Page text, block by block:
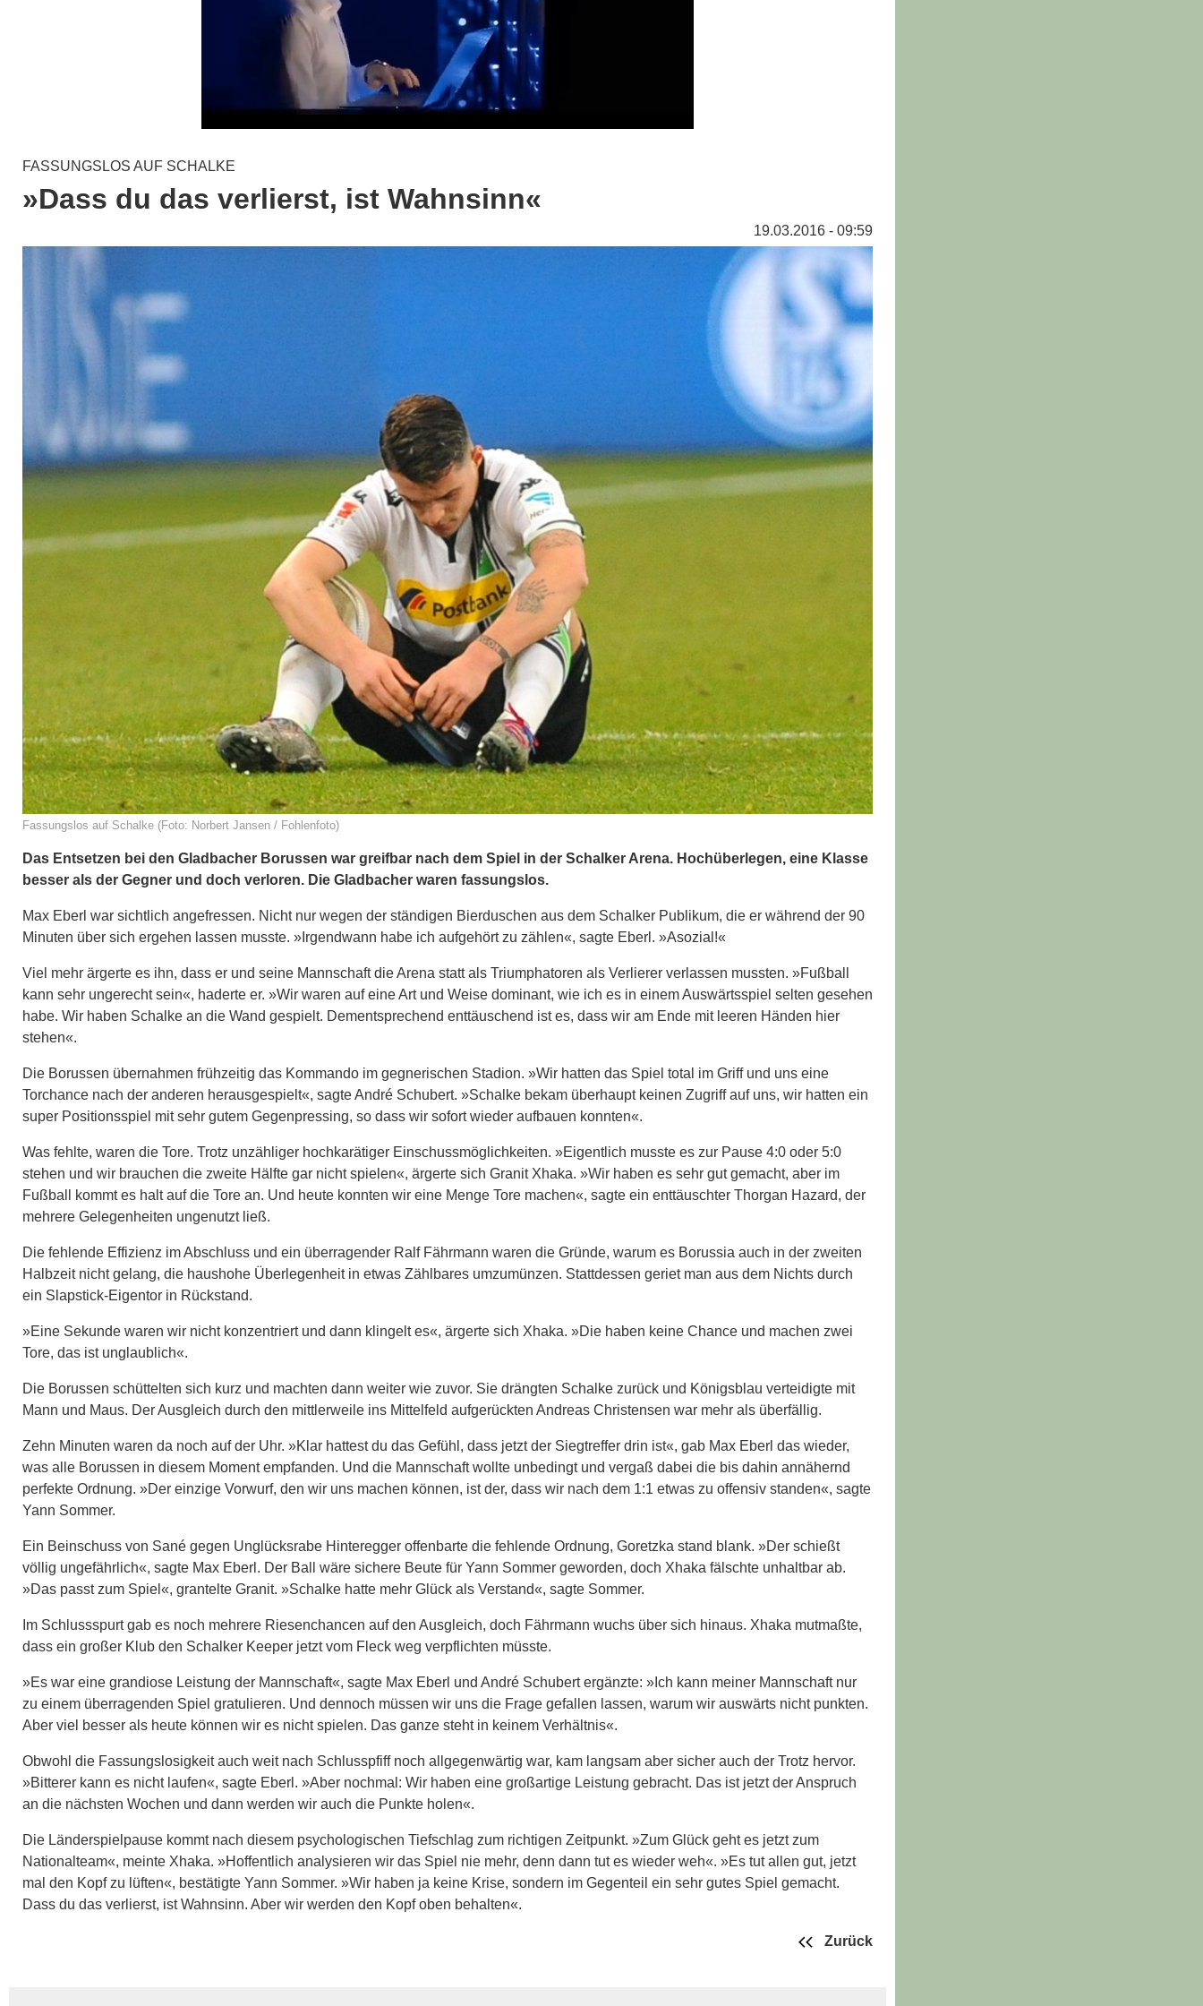
FASSUNGSLOS AUF SCHALKE
»Dass du das verlierst, ist Wahnsinn«
19.03.2016 - 09:59
Fassungslos auf Schalke (Foto: Norbert Jansen / Fohlenfoto)
Das Entsetzen bei den Gladbacher Borussen war greifbar nach dem Spiel in der Schalker Arena. Hochüberlegen, eine Klasse
besser als der Gegner und doch verloren. Die Gladbacher waren fassungslos.
Max Eberl war sichtlich angefressen. Nicht nur wegen der ständigen Bierduschen aus dem Schalker Publikum, die er während der 90
Minuten über sich ergehen lassen musste. »Irgendwann habe ich aufgehört zu zählen«, sagte Eberl. »Asozial!«
Viel mehr ärgerte es ihn, dass er und seine Mannschaft die Arena statt als Triumphatoren als Verlierer verlassen mussten. »Fußball
kann sehr ungerecht sein«, haderte er. »Wir waren auf eine Art und Weise dominant, wie ich es in einem Auswärtsspiel selten gesehen
habe. Wir haben Schalke an die Wand gespielt. Dementsprechend enttäuschend ist es, dass wir am Ende mit leeren Händen hier
stehen«.
Die Borussen übernahmen frühzeitig das Kommando im gegnerischen Stadion. »Wir hatten das Spiel total im Griff und uns eine
Torchance nach der anderen herausgespielt«, sagte André Schubert. »Schalke bekam überhaupt keinen Zugriff auf uns, wir hatten ein
super Positionsspiel mit sehr gutem Gegenpressing, so dass wir sofort wieder aufbauen konnten«.
Was fehlte, waren die Tore. Trotz unzähliger hochkarätiger Einschussmöglichkeiten. »Eigentlich musste es zur Pause 4:0 oder 5:0
stehen und wir brauchen die zweite Hälfte gar nicht spielen«, ärgerte sich Granit Xhaka. »Wir haben es sehr gut gemacht, aber im
Fußball kommt es halt auf die Tore an. Und heute konnten wir eine Menge Tore machen«, sagte ein enttäuschter Thorgan Hazard, der
mehrere Gelegenheiten ungenutzt ließ.
Die fehlende Effizienz im Abschluss und ein überragender Ralf Fährmann waren die Gründe, warum es Borussia auch in der zweiten
Halbzeit nicht gelang, die haushohe Überlegenheit in etwas Zählbares umzumünzen. Stattdessen geriet man aus dem Nichts durch
ein Slapstick-Eigentor in Rückstand.
»Eine Sekunde waren wir nicht konzentriert und dann klingelt es«, ärgerte sich Xhaka. »Die haben keine Chance und machen zwei
Tore, das ist unglaublich«.
Die Borussen schüttelten sich kurz und machten dann weiter wie zuvor. Sie drängten Schalke zurück und Königsblau verteidigte mit
Mann und Maus. Der Ausgleich durch den mittlerweile ins Mittelfeld aufgerückten Andreas Christensen war mehr als überfällig.
Zehn Minuten waren da noch auf der Uhr. »Klar hattest du das Gefühl, dass jetzt der Siegtreffer drin ist«, gab Max Eberl das wieder,
was alle Borussen in diesem Moment empfanden. Und die Mannschaft wollte unbedingt und vergaß dabei die bis dahin annähernd
perfekte Ordnung. »Der einzige Vorwurf, den wir uns machen können, ist der, dass wir nach dem 1:1 etwas zu offensiv standen«, sagte
Yann Sommer.
Ein Beinschuss von Sané gegen Unglücksrabe Hinteregger offenbarte die fehlende Ordnung, Goretzka stand blank. »Der schießt
völlig ungefährlich«, sagte Max Eberl. Der Ball wäre sichere Beute für Yann Sommer geworden, doch Xhaka fälschte unhaltbar ab.
»Das passt zum Spiel«, grantelte Granit. »Schalke hatte mehr Glück als Verstand«, sagte Sommer.
Im Schlussspurt gab es noch mehrere Riesenchancen auf den Ausgleich, doch Fährmann wuchs über sich hinaus. Xhaka mutmaßte,
dass ein großer Klub den Schalker Keeper jetzt vom Fleck weg verpflichten müsste.
»Es war eine grandiose Leistung der Mannschaft«, sagte Max Eberl und André Schubert ergänzte: »Ich kann meiner Mannschaft nur
zu einem überragenden Spiel gratulieren. Und dennoch müssen wir uns die Frage gefallen lassen, warum wir auswärts nicht punkten.
Aber viel besser als heute können wir es nicht spielen. Das ganze steht in keinem Verhältnis«.
Obwohl die Fassungslosigkeit auch weit nach Schlusspfiff noch allgegenwärtig war, kam langsam aber sicher auch der Trotz hervor.
»Bitterer kann es nicht laufen«, sagte Eberl. »Aber nochmal: Wir haben eine großartige Leistung gebracht. Das ist jetzt der Anspruch
an die nächsten Wochen und dann werden wir auch die Punkte holen«.
Die Länderspielpause kommt nach diesem psychologischen Tiefschlag zum richtigen Zeitpunkt. »Zum Glück geht es jetzt zum
Nationalteam«, meinte Xhaka. »Hoffentlich analysieren wir das Spiel nie mehr, denn dann tut es wieder weh«. »Es tut allen gut, jetzt
mal den Kopf zu lüften«, bestätigte Yann Sommer. »Wir haben ja keine Krise, sondern im Gegenteil ein sehr gutes Spiel gemacht.
Dass du das verlierst, ist Wahnsinn. Aber wir werden den Kopf oben behalten«.
Zurück